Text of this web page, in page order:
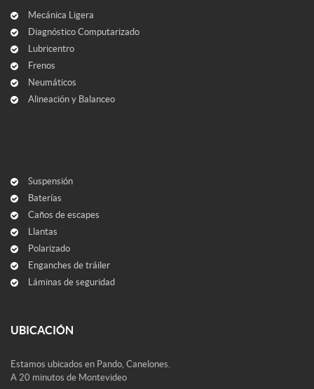
Mecánica Ligera
Diagnóstico Computarizado
Lubricentro
Frenos
Neumáticos
Alineación y Balanceo
Suspensión
Baterías
Caños de escapes
Llantas
Polarizado
Enganches de tráiler
Láminas de seguridad
UBICACIÓN
Estamos ubicados en Pando, Canelones.
A 20 minutos de Montevideo